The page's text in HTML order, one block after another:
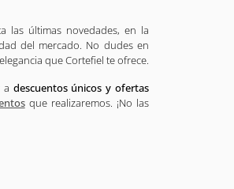
las últimas novedades, en la
del mercado. No dudes en
que Cortefiel te ofrece.
a descuentos únicos y ofertas
que realizaremos. ¡No las